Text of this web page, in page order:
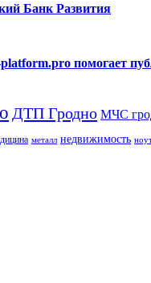
Банк Развития
помогает
ДТП Гродно МЧС
металл недвижимость